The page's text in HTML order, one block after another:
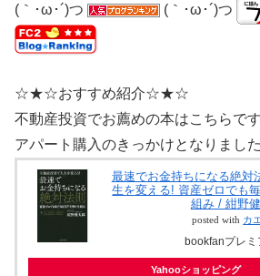
(｀･ω･´)つ
(｀･ω･´)つ
☆★☆おすすめ紹介☆★☆
不動産投資でお薦めの本はこちらで
アパート購入のきっかけとなりました
最速でお金持ちになる絶対
生を変える! 資産ゼロでも
組み / 紺野
posted with カ
bookfanプレ
Yahooショッピング